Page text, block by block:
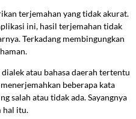
terjemahan yang tidak akurat.
ini, hasil terjemahan tidak
Terkadang membingungkan
atau bahasa daerah tertentu
beberapa kata
salah atau tidak ada. Sayangnya
hal itu.